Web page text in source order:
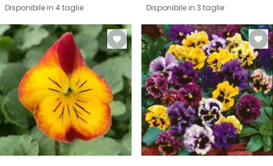
Disponibile in 4 taglie
Disponibile in 3 taglie